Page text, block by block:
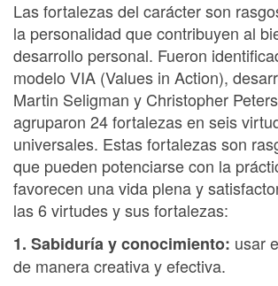
Las fortalezas del carácter son
la personalidad que contribuyen al
desarrollo personal. Fueron
modelo VIA (Values in Action),
Martin Seligman y Christopher
agruparon 24 fortalezas en seis
universales. Estas fortalezas son
que pueden potenciarse con la
favorecen una vida plena y
las 6 virtudes y sus fortalezas:
1. Sabiduría y conocimiento: usar
de manera creativa y efectiva.